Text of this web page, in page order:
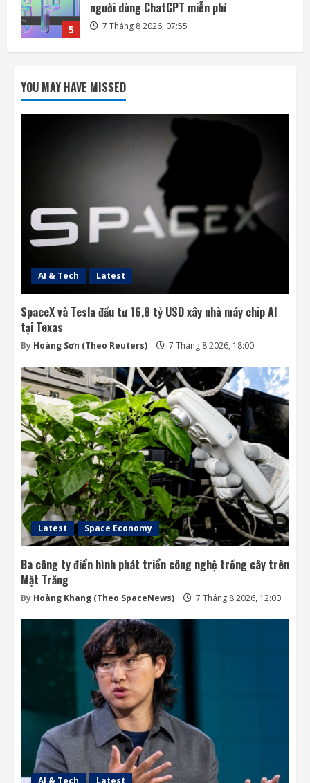
1
nhà máy chip AI tại Texas
7 Tháng 8 2026, 18:00
2
trồng cây trên Mặt Trăng
7 Tháng 8 2026, 12:00
Meta ra mắt tác nhân AI lập trình, cạnh
tranh với Anthropic và OpenAI
7 Tháng 8 2026, 08:18
4
Rocket Lab phóng vệ tinh quan sát của
Nhật Bản sau 5 tuần trì hoãn
7 Tháng 8 2026, 08:07
YOU MAY HAVE MISSED
AI & Tech Latest
SpaceX và Tesla đầu tư 16,8 tỷ USD xây nhà máy chip AI
tại Texas
By Hoàng Sơn (Theo Reuters) 7 Tháng 8 2026, 18:00
Latest Space Economy
Ba công ty điển hình phát triển công nghệ trồng cây trên
Mặt Trăng
By Hoàng Khang (Theo SpaceNews) 7 Tháng 8 2026, 12:00